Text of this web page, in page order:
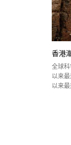
香港
全球
以来
以来最